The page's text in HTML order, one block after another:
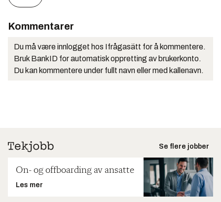
Kommentarer
Du må være innlogget hos Ifrågasätt for å kommentere.
Bruk BankID for automatisk oppretting av brukerkonto.
Du kan kommentere under fullt navn eller med kallenavn.
Se flere jobber
On- og offboarding av ansatte
Les mer